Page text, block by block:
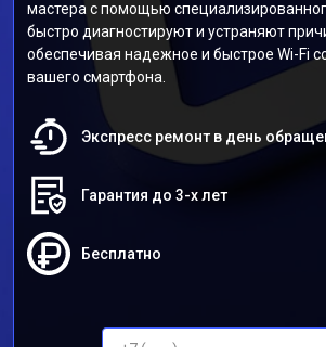
мастера с помощью
быстро диагностируют и устраняют
обеспечивая надежное и быстрое Wi-Fi
вашего смартфона.
Экспресс ремонт в день
Гарантия до 3-х лет
Бесплатно